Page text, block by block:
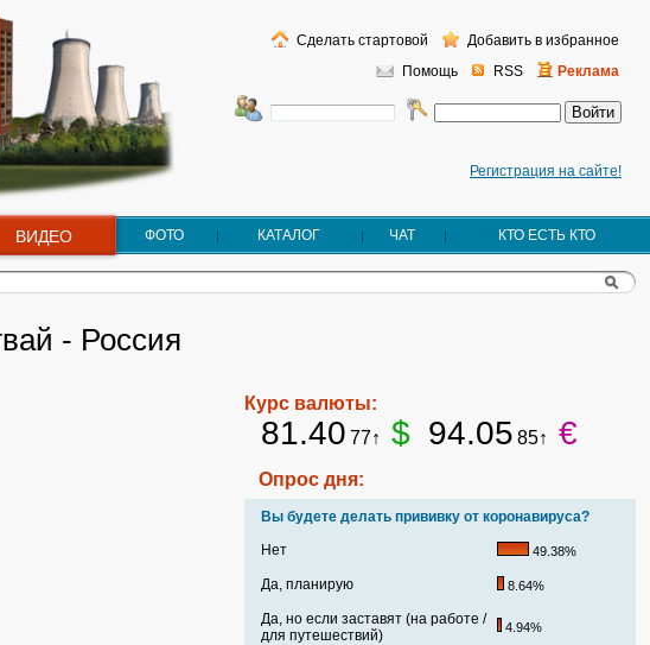
Регистрация на сайте!
Помощь RSS Реклама
Сделать стартовой Добавить в избранное
ВИДЕО ФОТО КАТАЛОГ ЧАТ КТО ЕСТЬ КТО
- Россия
Курс валюты:
81.40 77↑ $ 94.05 85↑ €
Опрос дня:
Вы будете делать прививку от коронавируса?
Нет
49.38%
Да, планирую 8.64%
Да, но если заставят (на работе /
для путешествий)
4.94%